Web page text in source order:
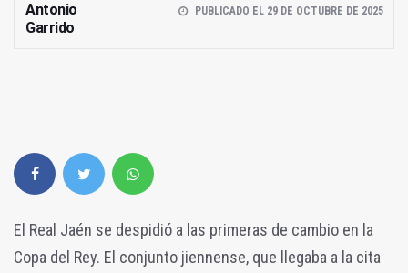
Antonio
Garrido
PUBLICADO EL 29 DE OCTUBRE DE 2025
El Real Jaén se despidió a las primeras de cambio en la
Copa del Rey. El conjunto jiennense, que llegaba a la cita